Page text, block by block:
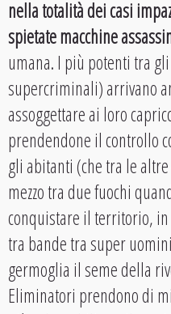
nella totalità dei casi
spietate macchine
umana. I più potenti tra
supercriminali) arrivano
assoggettare ai loro
prendendone il controllo
gli abitanti (che tra le
mezzo tra due fuochi
conquistare il territorio,
tra bande tra super
germoglia il seme della
Eliminatori prendono di